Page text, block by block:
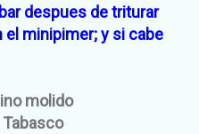
despues de triturar
minipimer; y si cabe
molido